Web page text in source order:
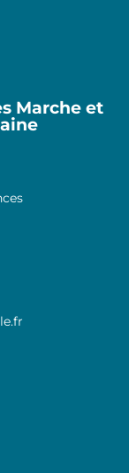
Marche et